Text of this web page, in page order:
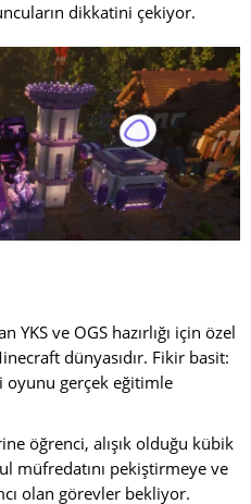
dikkatini çekiyor.
YKS ve OGS hazırlığı için özel
dünyasıdır. Fikir basit:
oyunu gerçek eğitimle
öğrenci, alışık olduğu kübik
müfredatını pekiştirmeye ve
olan görevler bekliyor.